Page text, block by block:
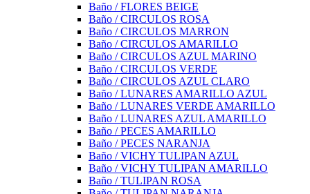
Baño / FLORES BEIGE
Baño / CIRCULOS ROSA
Baño / CIRCULOS MARRON
Baño / CIRCULOS AMARILLO
Baño / CIRCULOS AZUL MARINO
Baño / CIRCULOS VERDE
Baño / CIRCULOS AZUL CLARO
Baño / LUNARES AMARILLO AZUL
Baño / LUNARES VERDE AMARILLO
Baño / LUNARES AZUL AMARILLO
Baño / PECES AMARILLO
Baño / PECES NARANJA
Baño / VICHY TULIPAN AZUL
Baño / VICHY TULIPAN AMARILLO
Baño / TULIPAN ROSA